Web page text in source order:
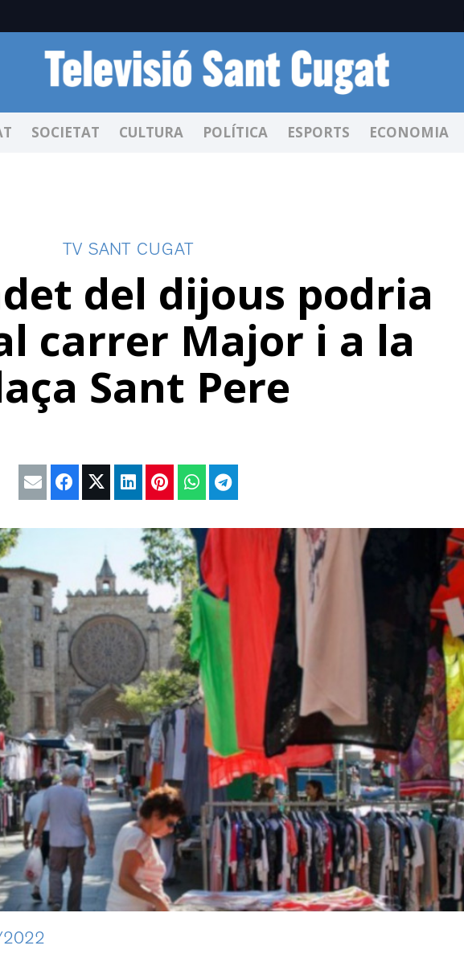
SOCIETAT CULTURA POLÍTICA ESPORTS ECONOMIA
TV SANT CUGAT
del dijous podria
carrer Major i a la
Sant Pere